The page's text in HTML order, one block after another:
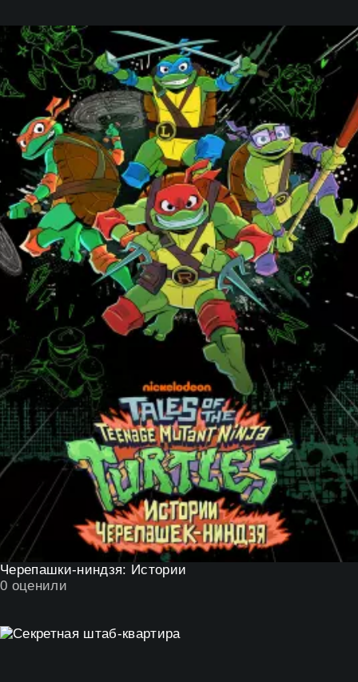
Черепашки-ниндзя: Истории
0 оценили